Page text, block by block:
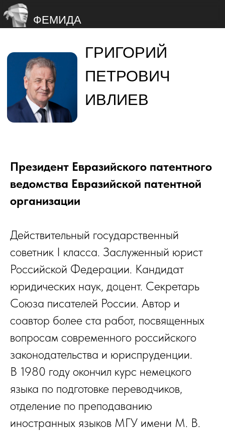
ФЕМИДА
ПЕТРОВИЧ
ИВЛИЕВ
Президент Евразийского патентного
ведомства Евразийской патентной
организации
Действительный государственный
советник I класса. Заслуженный юрист
Российской Федерации. Кандидат
юридических наук, доцент. Секретарь
Союза писателей России. Автор и
соавтор более ста работ, посвященных
вопросам современного российского
законодательства и юриспруденции.
В 1980 году окончил курс немецкого
языка по подготовке переводчиков,
отделение по преподаванию
иностранных языков МГУ имени М. В.